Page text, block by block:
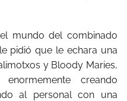
mundo del combinado
pidió que le echara una
y Bloody Maries,
creando
al personal con una